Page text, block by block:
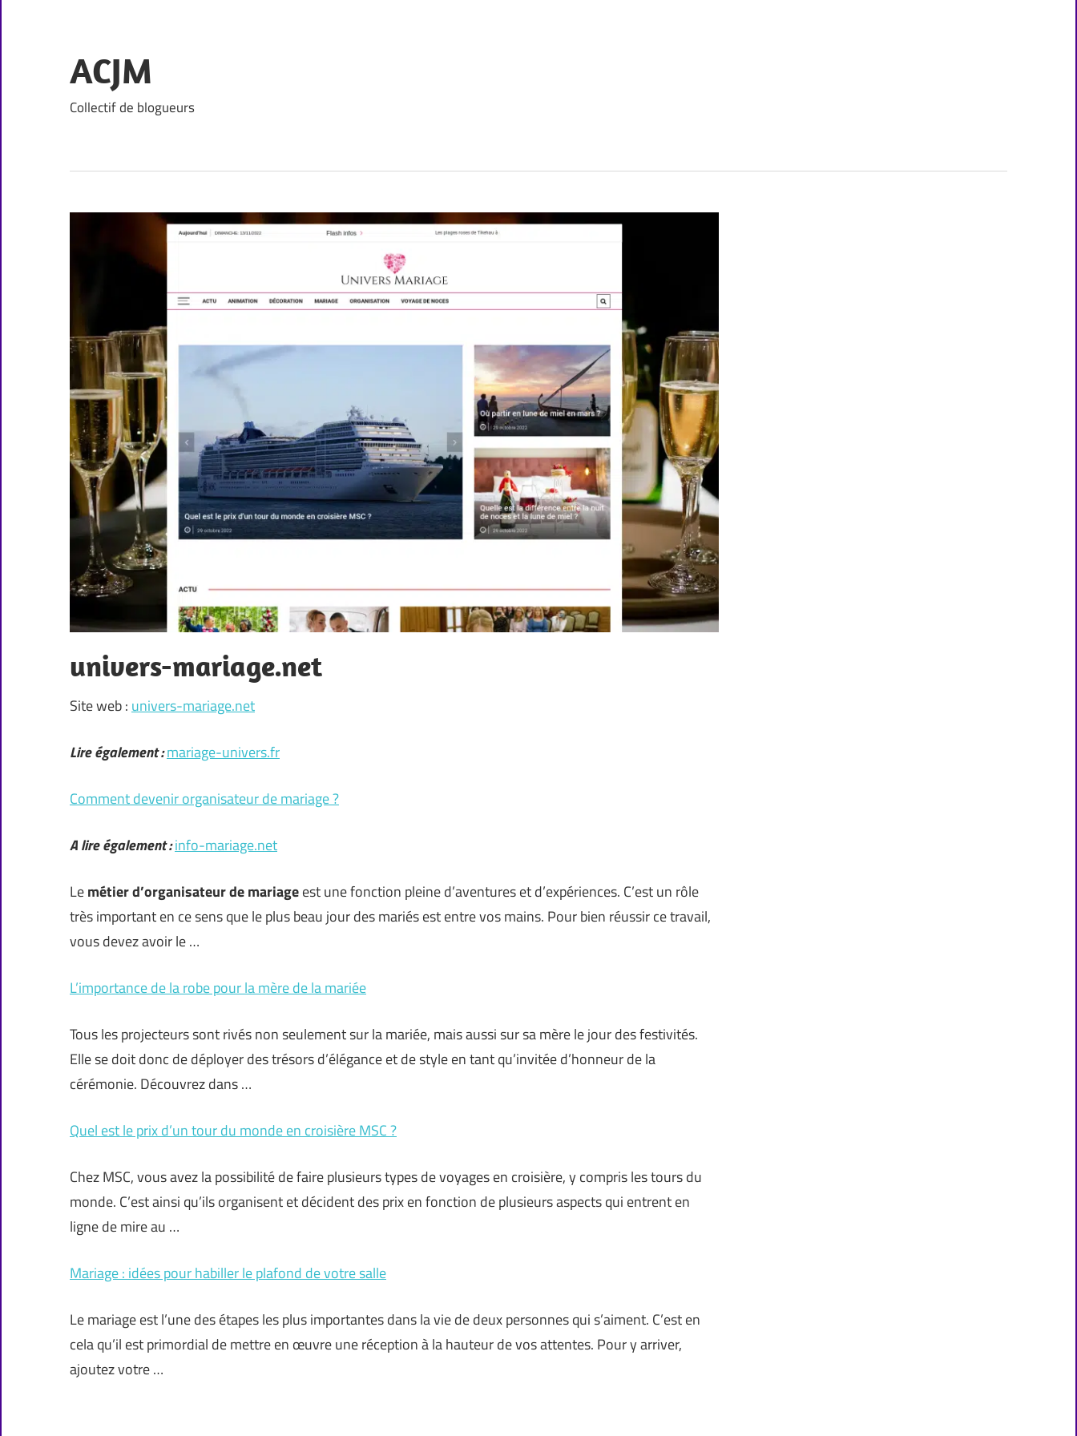
content
ACJM
Collectif de blogueurs
univers-mariage.net
Site web : univers-mariage.net
Lire également :mariage-univers.fr
Comment devenir organisateur de mariage ?
A lire également :info-mariage.net
Lemétier d’organisateur de mariageest une fonction pleine d’aventures et d’expériences. C’est un rôle
très important en ce sens que le plus beau jour des mariés est entre vos mains. Pour bien réussir ce travail,
vous devez avoir le …
L’importance de la robe pour la mère de la mariée
Tous les projecteurs sont rivés non seulement sur la mariée, mais aussi sur sa mère le jour des festivités.
Elle se doit donc de déployer des trésors d’élégance et de style en tant qu’invitée d’honneur de la
cérémonie. Découvrez dans …
Quel est le prix d’un tour du monde en croisière MSC ?
Chez MSC, vous avez la possibilité de faire plusieurs types de voyages en croisière, y compris les tours du
monde. C’est ainsi qu’ils organisent et décident des prix en fonction de plusieurs aspects qui entrent en
ligne de mire au …
Mariage : idées pour habiller le plafond de votre salle
Le mariage est l’une des étapes les plus importantes dans la vie de deux personnes qui s’aiment. C’est en
cela qu’il est primordial de mettre en œuvre une réception à la hauteur de vos attentes. Pour y arriver,
ajoutez votre …